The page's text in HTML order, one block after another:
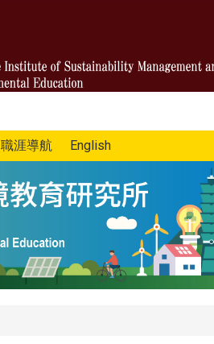
職涯導航 English